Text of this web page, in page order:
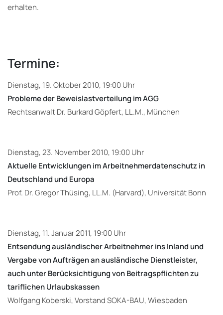
erhalten.
Termine:
Dienstag, 19. Oktober 2010, 19:00 Uhr
Probleme der Beweislastverteilung im AGG
Rechtsanwalt Dr. Burkard Göpfert, LL.M., München
Dienstag, 23. November 2010, 19:00 Uhr
Aktuelle Entwicklungen im Arbeitnehmerdatenschutz in
Deutschland und Europa
Prof. Dr. Gregor Thüsing, LL.M. (Harvard), Universität Bonn
Dienstag, 11. Januar 2011, 19:00 Uhr
Entsendung ausländischer Arbeitnehmer ins Inland und
Vergabe von Aufträgen an ausländische Dienstleister,
auch unter Berücksichtigung von Beitragspflichten zu
tariflichen Urlaubskassen
Wolfgang Koberski, Vorstand SOKA-BAU, Wiesbaden